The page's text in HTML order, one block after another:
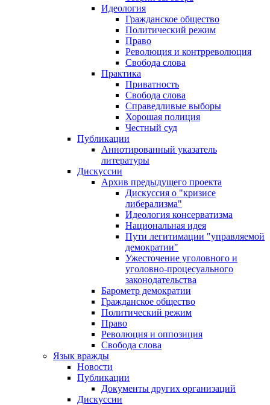
Идеология
Гражданское общество
Политический режим
Право
Революция и контрреволюция
Свобода слова
Практика
Приватность
Свобода слова
Справедливые выборы
Хорошая полиция
Честный суд
Публикации
Аннотированный указатель
литературы
Дискуссии
Архив предыдущего проекта
Дискуссия о "кризисе
либерализма"
Идеология консерватизма
Национальная идея
Пути легитимации "управляемой
демократии"
Ужесточение уголовного и
уголовно-процесуального
законодательства
Барометр демократии
Гражданское общество
Политический режим
Право
Революция и оппозиция
Свобода слова
Язык вражды
Новости
Публикации
Документы других организаций
Дискуссии